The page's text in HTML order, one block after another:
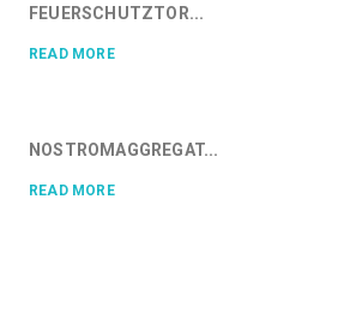
FEUERSCHUTZTOR...
READ MORE
NOSTROMAGGREGAT...
READ MORE